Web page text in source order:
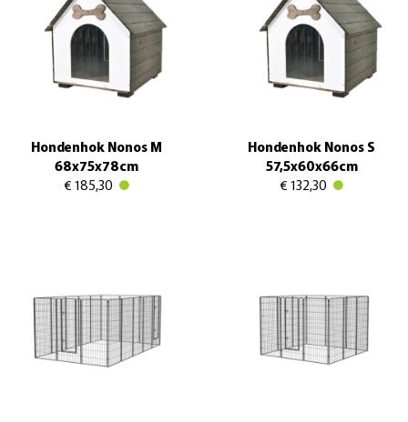
Hondenhok Nonos M
68x75x78cm
€ 185,30
Hondenhok Nonos S
57,5x60x66cm
€ 132,30